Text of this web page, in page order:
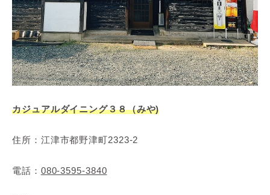
カジュアルダイニング３８（みや)
住所：江津市都野津町2323-2
電話： 080-3595-3840